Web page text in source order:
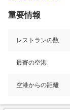
重要情報
レストランの数
最寄の空港
空港からの距離